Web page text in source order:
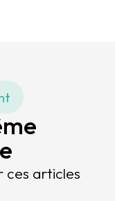
ces articles